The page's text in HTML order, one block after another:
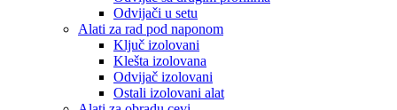
Odvijači u setu
Alati za rad pod naponom
Ključ izolovani
Klešta izolovana
Odvijač izolovani
Ostali izolovani alat